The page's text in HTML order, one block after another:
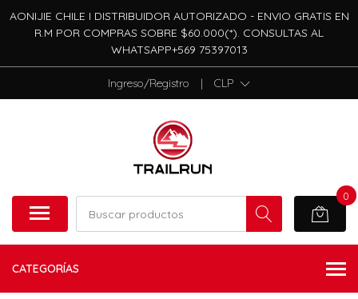
AONIJIE CHILE I DISTRIBUIDOR AUTORIZADO - ENVIO GRATIS EN
R.M POR COMPRAS SOBRE $60.000(*). CONSULTAS AL
WHATSAPP+569 75397013
Ingreso/Registro | CLP
0
CATEGORÍAS